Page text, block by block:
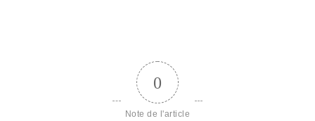
0
Note de l'article